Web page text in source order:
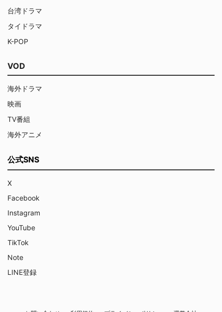
台湾ドラマ
タイドラマ
K-POP
VOD
海外ドラマ
映画
TV番組
海外アニメ
公式SNS
X
Facebook
Instagram
YouTube
TikTok
Note
LINE登録